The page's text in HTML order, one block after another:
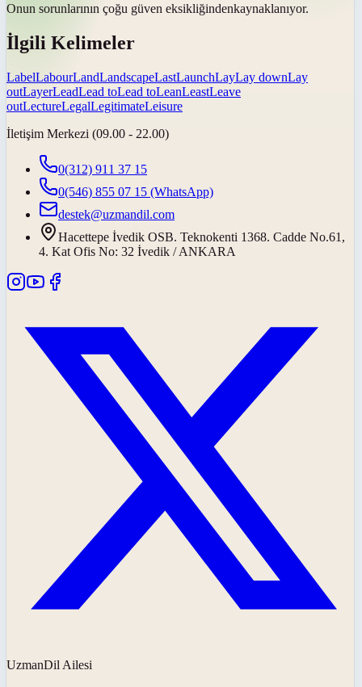
Onun sorunlarının çoğu güven eksikliğindenkaynaklanıyor.
İlgili Kelimeler
LabelLabourLandLandscapeLastLaunchLayLay downLay
outLayerLeadLead toLead toLeanLeastLeave
outLectureLegalLegitimateLeisure
İletişim Merkezi (09.00 - 22.00)
0(312) 911 37 15
0(546) 855 07 15 (WhatsApp)
destek@uzmandil.com
Hacettepe İvedik OSB. Teknokenti 1368. Cadde No.61,
4. Kat Ofis No: 32 İvedik / ANKARA
UzmanDil Ailesi